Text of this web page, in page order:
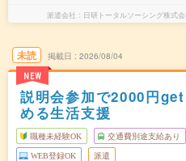
派遣会社 日研トータルソーシング株
未読
NEW
掲載日 2026/08/04
説明会参加で2000円
める生活支援
職種未経験OK 交通費別途支給あり
WEB登録OK 派遣